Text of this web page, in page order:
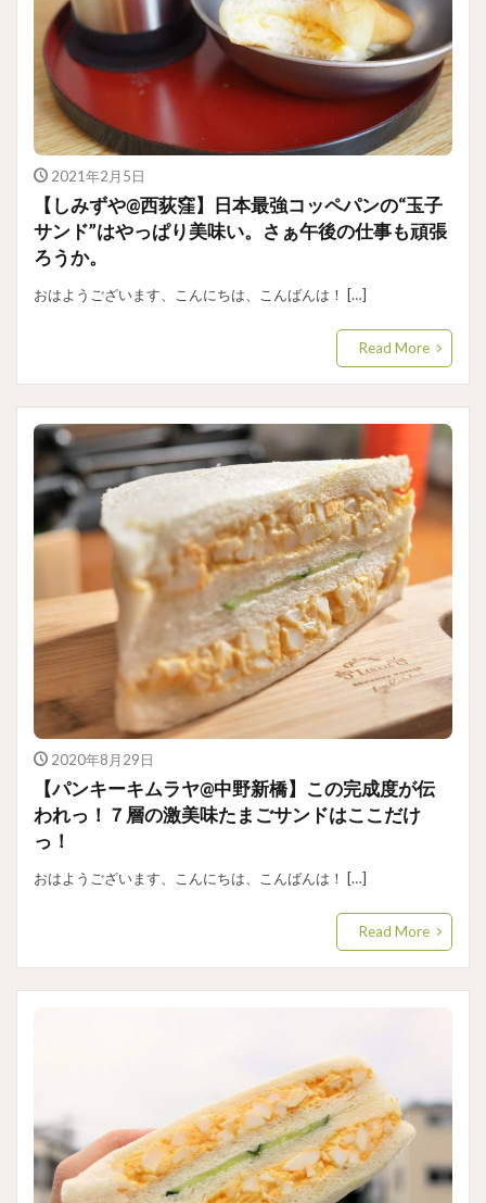
2021年2月5日
【しみずや@西荻窪】日本最強コッペパンの“玉子
サンド”はやっぱり美味い。さぁ午後の仕事も頑張
ろうか。
おはようございます、こんにちは、こんばんは！ […]
Read More
2020年8月29日
【パンキーキムラヤ@中野新橋】この完成度が伝
われっ！７層の激美味たまごサンドはここだけ
っ！
おはようございます、こんにちは、こんばんは！ […]
Read More